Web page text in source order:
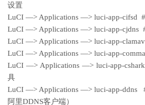
设置
LuCI —> Applications —> luci-app-cifsd
LuCI —> Applications —> luci-app-cjdns
LuCI —> Applications —> luci-app-
LuCI —> Applications —> luci-app-
LuCI —> Applications —> luci-app-
具
LuCI —> Applications —> luci-app-ddns
阿里DDNS客户端）